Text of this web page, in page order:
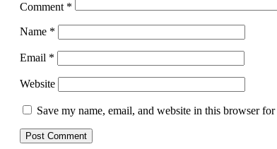
Comment *
Name *
Email *
Website
Save my name, email, and website in this browser